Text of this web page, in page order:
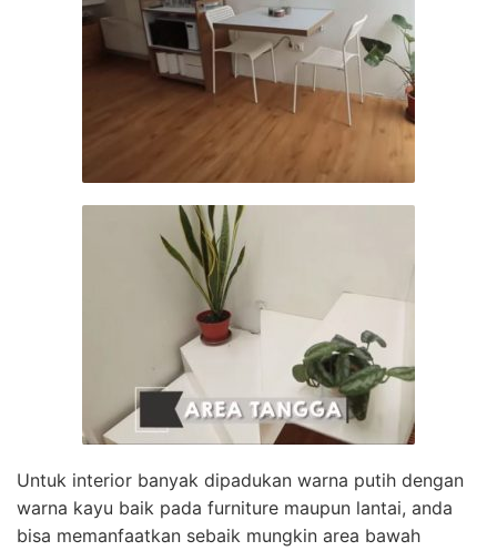
Untuk interior banyak dipadukan warna putih dengan
warna kayu baik pada furniture maupun lantai, anda
bisa memanfaatkan sebaik mungkin area bawah